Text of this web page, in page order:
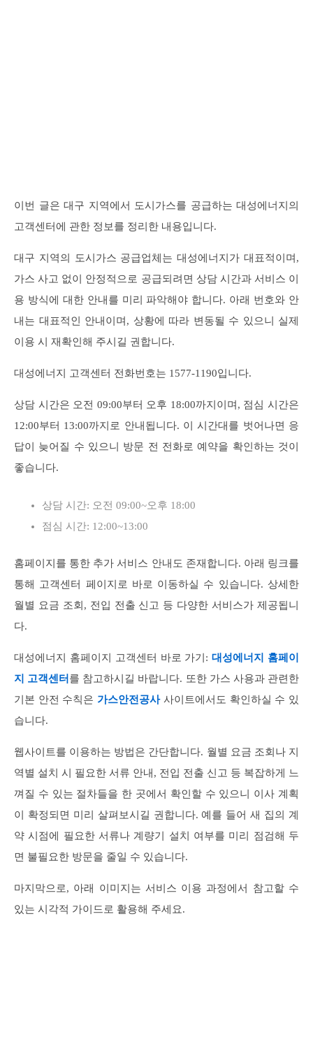
이번 글은 대구 지역에서 도시가스를 공급하는 대성에너지의
고객센터에 관한 정보를 정리한 내용입니다.
대구 지역의 도시가스 공급업체는 대성에너지가 대표적이며,
가스 사고 없이 안정적으로 공급되려면 상담 시간과 서비스 이
용 방식에 대한 안내를 미리 파악해야 합니다. 아래 번호와 안
내는 대표적인 안내이며, 상황에 따라 변동될 수 있으니 실제
이용 시 재확인해 주시길 권합니다.
대성에너지 고객센터 전화번호는 1577-1190입니다.
상담 시간은 오전 09:00부터 오후 18:00까지이며, 점심 시간은
12:00부터 13:00까지로 안내됩니다. 이 시간대를 벗어나면 응
답이 늦어질 수 있으니 방문 전 전화로 예약을 확인하는 것이
좋습니다.
상담 시간: 오전 09:00~오후 18:00
점심 시간: 12:00~13:00
홈페이지를 통한 추가 서비스 안내도 존재합니다. 아래 링크를
통해 고객센터 페이지로 바로 이동하실 수 있습니다. 상세한
월별 요금 조회, 전입 전출 신고 등 다양한 서비스가 제공됩니
다.
대성에너지 홈페이지 고객센터 바로 가기:대성에너지 홈페이
지 고객센터 를 참고하시길 바랍니다. 또한 가스 사용과 관련한
기본 안전 수칙은 가스안전공사사이트에서도 확인하실 수 있
습니다.
웹사이트를 이용하는 방법은 간단합니다. 월별 요금 조회나 지
역별 설치 시 필요한 서류 안내, 전입 전출 신고 등 복잡하게 느
껴질 수 있는 절차들을 한 곳에서 확인할 수 있으니 이사 계획
이 확정되면 미리 살펴보시길 권합니다. 예를 들어 새 집의 계
약 시점에 필요한 서류나 계량기 설치 여부를 미리 점검해 두
면 불필요한 방문을 줄일 수 있습니다.
마지막으로, 아래 이미지는 서비스 이용 과정에서 참고할 수
있는 시각적 가이드로 활용해 주세요.